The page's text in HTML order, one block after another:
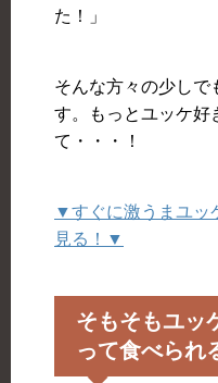
た！」
そんな方々の少しで
す。もっとユッケ好
て・・・！
▼すぐに激うまユッ
見る！▼
そもそもユッ
って食べられ